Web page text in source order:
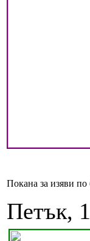
Покана за изяви по
Петък,